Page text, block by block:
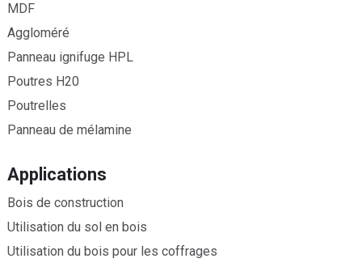
MDF
Aggloméré
Panneau ignifuge HPL
Poutres H20
Poutrelles
Panneau de mélamine
Applications
Bois de construction
Utilisation du sol en bois
Utilisation du bois pour les coffrages